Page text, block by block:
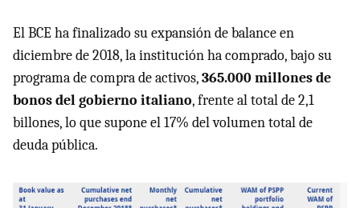
El BCE ha finalizado su expansión de balance en
diciembre de 2018, la institución ha comprado, bajo su
programa de compra de activos,365.000 millones de
bonos del gobierno italiano, frente al total de 2,1
billones, lo que supone el 17% del volumen total de
deuda pública.